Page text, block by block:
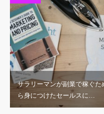
サラリーマンが副業で稼ぐ
ら身につけたセールスに…